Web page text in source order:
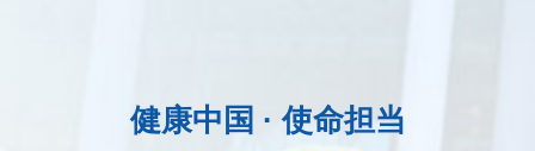
健康中国 · 使命担当